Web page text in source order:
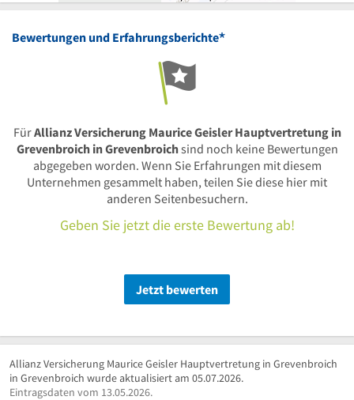
Bewertungen und Erfahrungsberichte*
FürAllianz Versicherung Maurice Geisler Hauptvertretung in
Grevenbroich in Grevenbroichsind noch keine Bewertungen
abgegeben worden. Wenn Sie Erfahrungen mit diesem
Unternehmen gesammelt haben, teilen Sie diese hier mit
anderen Seitenbesuchern.
Geben Sie jetzt die erste Bewertung ab!
Jetzt bewerten
Allianz Versicherung Maurice Geisler Hauptvertretung in Grevenbroich
in Grevenbroich wurde aktualisiert am 05.07.2026.
Eintragsdaten vom 13.05.2026.